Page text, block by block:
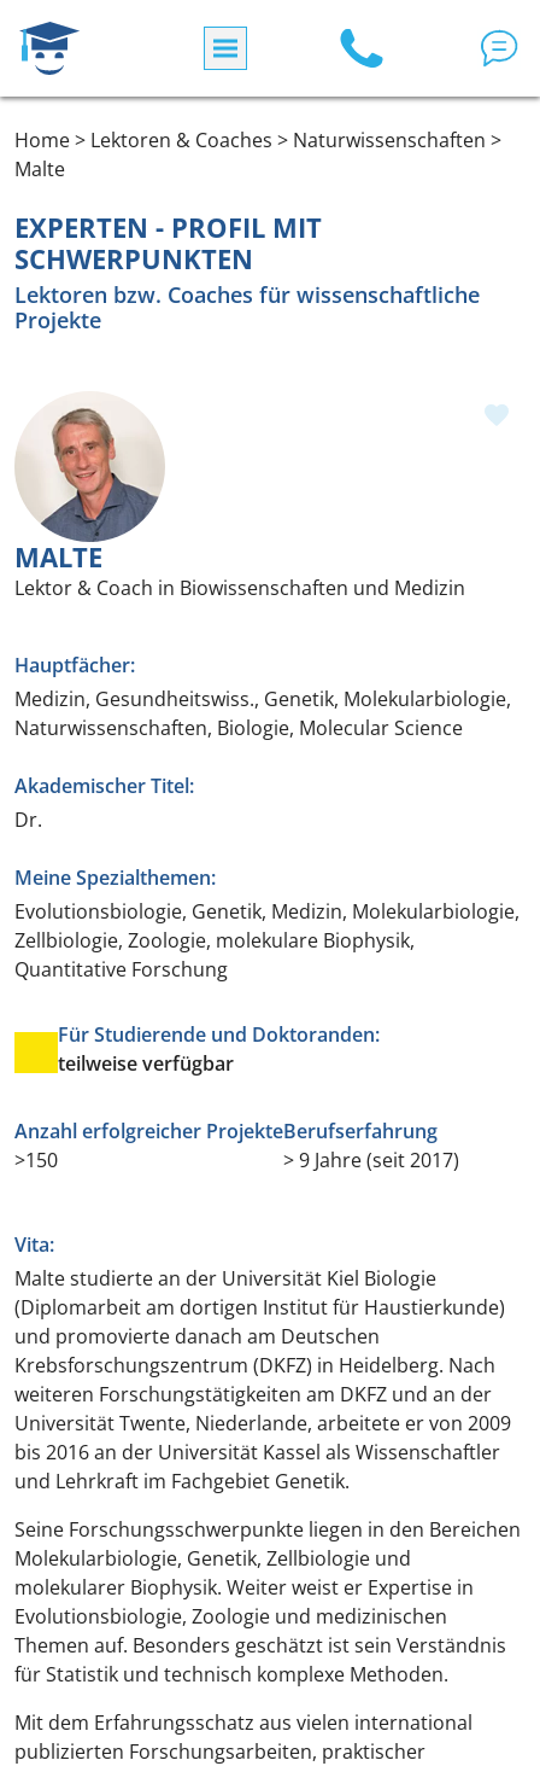
Home > Lektoren & Coaches > Naturwissenschaften >
Malte
EXPERTEN - PROFIL MIT
SCHWERPUNKTEN
Lektoren bzw. Coaches für wissenschaftliche
Projekte
MALTE
Lektor & Coach in Biowissenschaften und Medizin
Hauptfächer:
Medizin, Gesundheitswiss., Genetik, Molekularbiologie,
Naturwissenschaften, Biologie, Molecular Science
Akademischer Titel:
Dr.
Meine Spezialthemen:
Evolutionsbiologie, Genetik, Medizin, Molekularbiologie,
Zellbiologie, Zoologie, molekulare Biophysik,
Quantitative Forschung
Für Studierende und Doktoranden:
teilweise verfügbar
Anzahl erfolgreicher Projekte
>150
Berufserfahrung
> 9 Jahre (seit 2017)
Vita:
Malte studierte an der Universität Kiel Biologie
(Diplomarbeit am dortigen Institut für Haustierkunde)
und promovierte danach am Deutschen
Krebsforschungszentrum (DKFZ) in Heidelberg. Nach
weiteren Forschungstätigkeiten am DKFZ und an der
Universität Twente, Niederlande, arbeitete er von 2009
bis 2016 an der Universität Kassel als Wissenschaftler
und Lehrkraft im Fachgebiet Genetik.
Seine Forschungsschwerpunkte liegen in den Bereichen
Molekularbiologie, Genetik, Zellbiologie und
molekularer Biophysik. Weiter weist er Expertise in
Evolutionsbiologie, Zoologie und medizinischen
Themen auf. Besonders geschätzt ist sein Verständnis
für Statistik und technisch komplexe Methoden.
Mit dem Erfahrungsschatz aus vielen international
publizierten Forschungsarbeiten, praktischer